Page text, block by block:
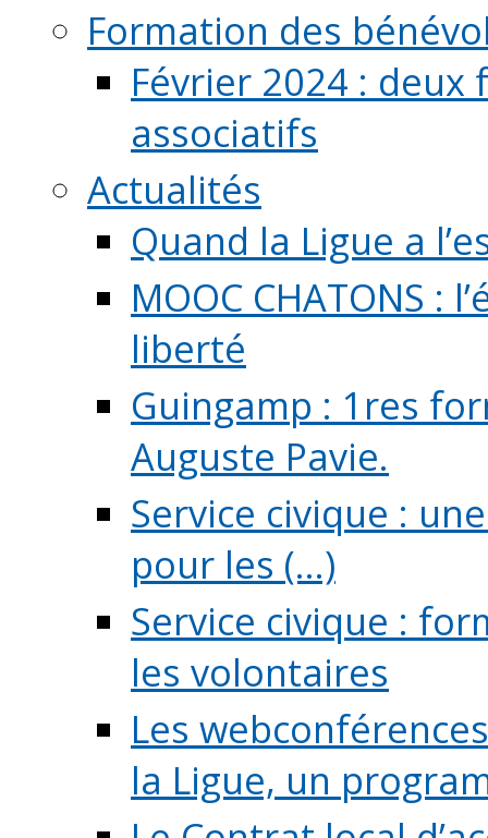
Formation des
Février 2024 :
associatifs
Actualités
Quand la Ligue a
MOOC CHATONS
liberté
Guingamp : 1res
Auguste Pavie.
Service civique :
pour les (...)
Service civique :
les volontaires
Les
la Ligue, un